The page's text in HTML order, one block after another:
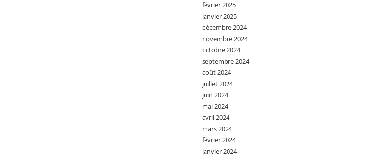
février 2025
janvier 2025
décembre 2024
novembre 2024
octobre 2024
septembre 2024
août 2024
juillet 2024
juin 2024
mai 2024
avril 2024
mars 2024
février 2024
janvier 2024